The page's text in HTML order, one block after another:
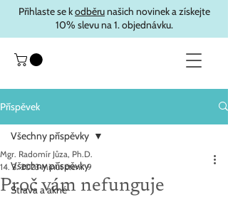
Přihlaste se kodběrunašich novinek a získejte
10% slevu na 1. objednávku.
Příspěvek
Všechny příspěvky
Strava a akné
Všechny příspěvky
Proč vám nefunguje
Mgr. Radomír Jůza, Ph.D.
14. 3. 2023 Minut čtení: 9